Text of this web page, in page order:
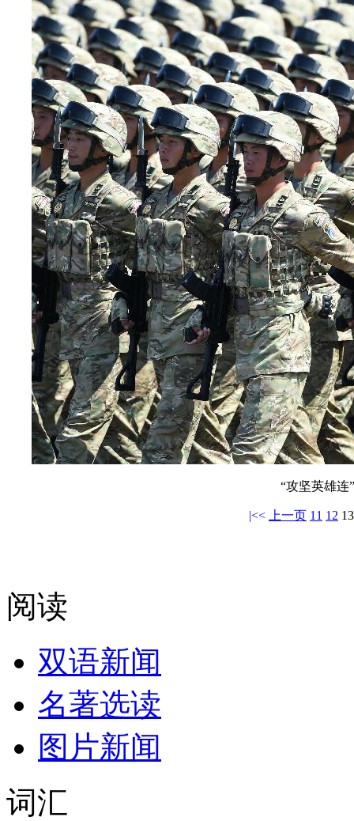
“攻坚英雄连
|<< 上一页 11 12 13
阅读
双语新闻
名著选读
图片新闻
词汇